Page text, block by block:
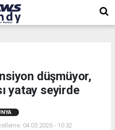
düşmüyor,
yatay seyirde
04.03.2026 - 10:32